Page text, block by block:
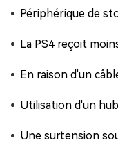
Périphérique de
La PS4 reçoit
En raison d'un
Utilisation d'un
Une surtension